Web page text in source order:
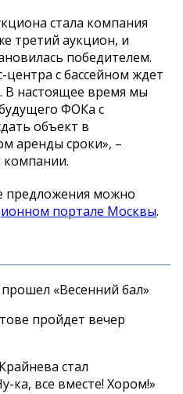
стала компания
третий аукцион, и
победителем.
с бассейном ждет
настоящее время мы
ФОКа с
объект в
аренды сроки», –
предложения можно
портале Москвы.
«Весенний бал»
пройдет вечер
стал
ка, все вместе! Хором!»